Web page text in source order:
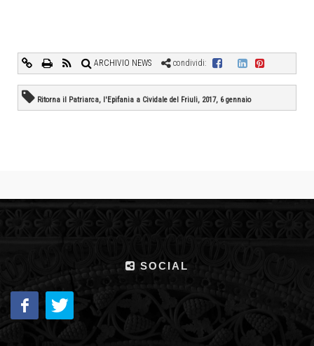
ARCHIVIO NEWS condividi:
Ritorna il Patriarca, l'Epifania a Cividale del Friuli, 2017, 6 gennaio
SOCIAL